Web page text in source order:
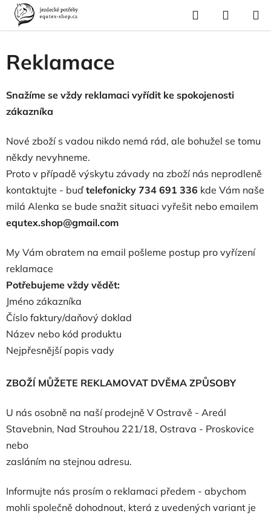
Přejít
obsah
Hledat
KOŠÍK
Domů
Reklamace
Reklamace
Snažíme se vždy reklamaci vyřídit ke spokojenosti
zákazníka
Nové zboží s vadou nikdo nemá rád, ale bohužel se tomu
někdy nevyhneme.
Proto v případě výskytu závady na zboží nás neprodleně
kontaktujte - buď telefonicky 734 691 336 kde Vám naše
milá Alenka se bude snažit situaci vyřešit nebo emailem
equtex.shop@gmail.com
My Vám obratem na email pošleme postup pro vyřízení
reklamace
Potřebujeme vždy vědět:
Jméno zákazníka
Číslo faktury/daňový doklad
Název nebo kód produktu
Nejpřesnější popis vady
ZBOŽÍ MŮŽETE REKLAMOVAT DVĚMA ZPŮSOBY
U nás osobně na naší prodejně V Ostravě - Areál
Stavebnin, Nad Strouhou 221/18, Ostrava - Proskovice
nebo
zasláním na stejnou adresu.
Informujte nás prosím o reklamaci předem - abychom
mohli společně dohodnout, která z uvedených variant je